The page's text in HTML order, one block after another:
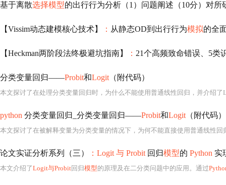
基于离散选择模型的出行行为分析（1）问题阐述（10分）对所研究
【Vissim动态建模核心技术】 ： 从静态OD到出行行为模拟的全
【Heckman两阶段法终极避坑指南】 ： 21个高频致命错误、5类
分类变量回归——Probit和Logit （附代码）
本文探讨了在处理分类变量回归时，为什么不能使用普通线性回归，并介绍
python 分类变量回归_分类变量回归——Probit和Logit （附代码）
本文探讨了在被解释变量为分类变量的情况下，为何不能直接使用普通线性回
论文实证分析系列（三） ：Logit 与 Probit 回归模型的 Python 实
本文介绍了Logit与Probit回归模型的原理及在二分类问题中的应用。通过